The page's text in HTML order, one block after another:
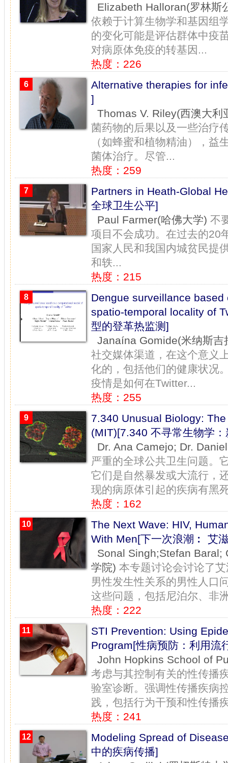
Elizabeth Halloran(罗林斯
依赖于计算生物学和基因组
的变化可能是评估群体中疫
对病原体免疫的转基因...
热度：226
6
Alternative therapies for
]
Thomas V. Riley(西澳大利
菌药物的后果以及一些治疗
（如蜂蜜和植物精油），益
菌体治疗。尽管...
热度：259
7
Partners in Heath-Global
全球卫生公平]
Paul Farmer(哈佛大学) 不
项目不会成功。在过去的20
国家人民和我国内城贫民提
和轶...
热度：215
8
Dengue surveillance
spatio-temporal locality of
型的登革热监测]
Janaína Gomide(米纳斯吉
社交媒体渠道，在这个意义
化的，包括他们的健康状况
疫情是如何在Twitter...
热度：255
9
7.340 Unusual Biology:
(MIT)[7.340 不寻常生物学
Dr. Ana Camejo; Dr.
严重的全球公共卫生问题。
它们是自然暴发或大流行，
现的病原体引起的疾病有黑
热度：162
10
The Next Wave: HIV,
With Men[下一次浪潮︰ 艾
Sonal Singh;Stefan Baral;
学院) 本专题讨论会讨论了
男性发生性关系的男性人口
这些问题，包括尼泊尔、非
热度：222
11
STI Prevention: Using
Program[性病预防：利用流
John Hopkins School of
考虑与其控制有关的性传播
验室诊断。强调性传播疾病
践，包括行为干预和性传播
热度：241
12
Modeling Spread of
中的疾病传播]